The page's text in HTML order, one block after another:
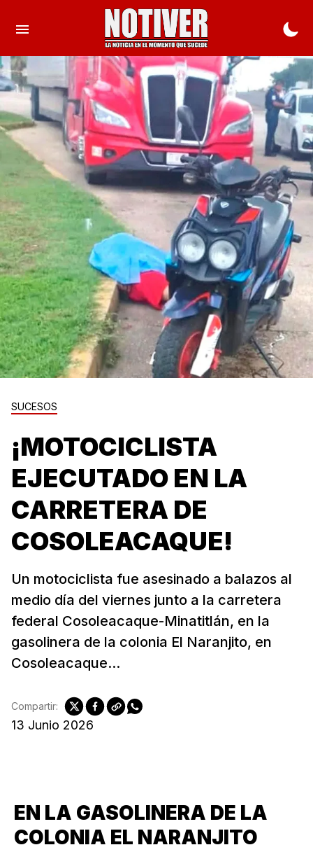
SUCESOS
¡MOTOCICLISTA
EJECUTADO EN LA
CARRETERA DE
COSOLEACAQUE!
Un motociclista fue asesinado a balazos al
medio día del viernes junto a la carretera
federal Cosoleacaque-Minatitlán, en la
gasolinera de la colonia El Naranjito, en
Cosoleacaque...
13 Junio 2026
Compartir:
EN LA GASOLINERA DE LA
COLONIA EL NARANJITO